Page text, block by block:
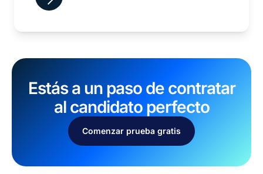
Estás a un paso de contratar
al candidato perfecto
Comenzar prueba gratis